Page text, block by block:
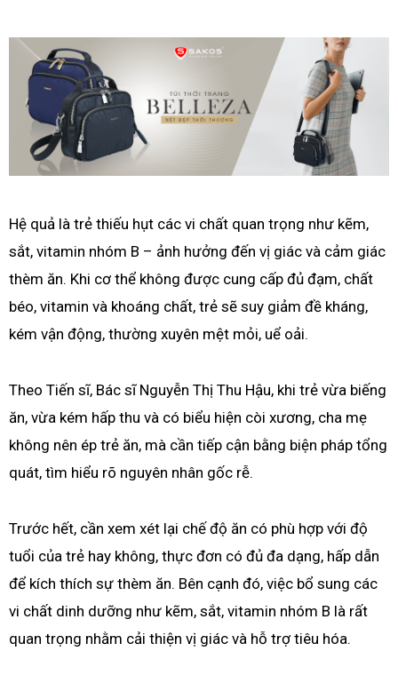
Hệ quả là trẻ thiếu hụt các vi chất quan trọng như kẽm,
sắt, vitamin nhóm B – ảnh hưởng đến vị giác và cảm giác
thèm ăn. Khi cơ thể không được cung cấp đủ đạm, chất
béo, vitamin và khoáng chất, trẻ sẽ suy giảm đề kháng,
kém vận động, thường xuyên mệt mỏi, uể oải.
Theo Tiến sĩ, Bác sĩ Nguyễn Thị Thu Hậu, khi trẻ vừa biếng
ăn, vừa kém hấp thu và có biểu hiện còi xương, cha mẹ
không nên ép trẻ ăn, mà cần tiếp cận bằng biện pháp tổng
quát, tìm hiểu rõ nguyên nhân gốc rễ.
Trước hết, cần xem xét lại chế độ ăn có phù hợp với độ
tuổi của trẻ hay không, thực đơn có đủ đa dạng, hấp dẫn
để kích thích sự thèm ăn. Bên cạnh đó, việc bổ sung các
vi chất dinh dưỡng như kẽm, sắt, vitamin nhóm B là rất
quan trọng nhằm cải thiện vị giác và hỗ trợ tiêu hóa.